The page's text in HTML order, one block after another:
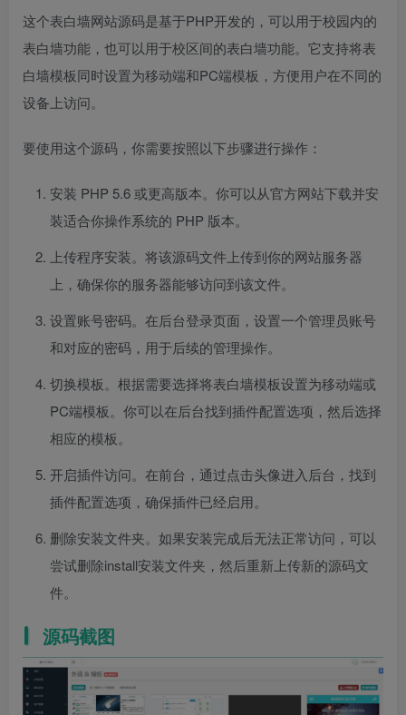
这个表白墙网站源码是基于PHP开发的，可以用于校园内的
表白墙功能，也可以用于校区间的表白墙功能。它支持将表
白墙模板同时设置为移动端和PC端模板，方便用户在不同的
设备上访问。
要使用这个源码，你需要按照以下步骤进行操作：
安装 PHP 5.6 或更高版本。你可以从官方网站下载并安
装适合你操作系统的 PHP 版本。
上传程序安装。将该源码文件上传到你的网站服务器
上，确保你的服务器能够访问到该文件。
设置账号密码。在后台登录页面，设置一个管理员账号
和对应的密码，用于后续的管理操作。
切换模板。根据需要选择将表白墙模板设置为移动端或
PC端模板。你可以在后台找到插件配置选项，然后选择
相应的模板。
开启插件访问。在前台，通过点击头像进入后台，找到
插件配置选项，确保插件已经启用。
删除安装文件夹。如果安装完成后无法正常访问，可以
尝试删除install安装文件夹，然后重新上传新的源码文
件。
源码截图